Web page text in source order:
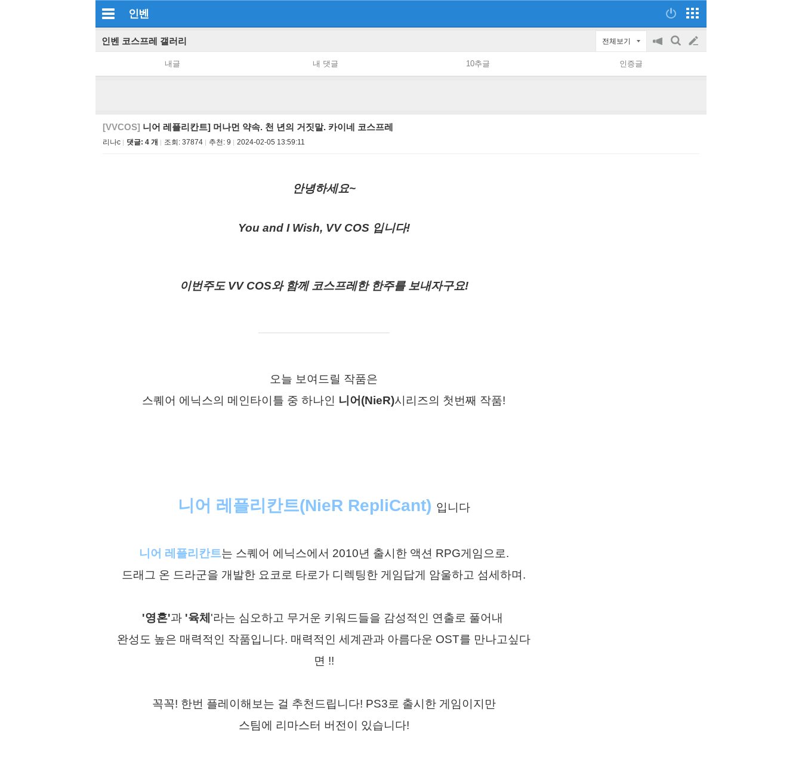
인벤
인벤 코스프레 갤러리 전체보기
공
on/off
검
글
쓰
내글 내 댓글 10추글 인증글
[VVCOS] 니어 레플리칸트] 머나먼 약속. 천 년의 거짓말. 카이네 코스프레
리나c 댓글: 4 개 조회: 37874 추천: 9 2024-02-05 13:59:11
안녕하세요~
You and I Wish, VV COS 입니다!
이번주도 VV COS와 함께 코스프레한 한주를 보내자구요!
오늘 보여드릴 작품은
스퀘어 에닉스의 메인타이틀 중 하나인 니어(NieR)시리즈의 첫번째 작품!
니어 레플리칸트(NieR RepliCant) 입니다
니어 레플리칸트는 스퀘어 에닉스에서 2010년 출시한 액션 RPG게임으로.
드래그 온 드라군을 개발한 요코로 타로가 디렉팅한 게임답게 암울하고 섬세하며.
'영혼'과 '육체 '라는 심오하고 무거운 키워드들을 감성적인 연출로 풀어내
완성도 높은 매력적인 작품입니다. 매력적인 세계관과 아름다운 OST를 만나고싶다
면 !!
꼭꼭! 한번 플레이해보는 걸 추천드립니다! PS3로 출시한 게임이지만
스팀에 리마스터 버전이 있습니다!